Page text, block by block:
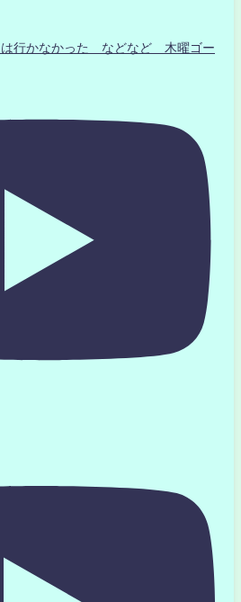
行かなかった などなど 木曜ゴー